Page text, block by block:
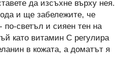
да изсъхне върху нея.
и ще забележите, че
по-светъл и сияен тен на
като витамин С регулира
в кожата, а доматът я